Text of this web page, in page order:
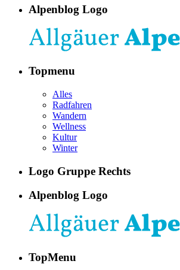
Alpenblog Logo
Topmenu
Alles
Radfahren
Wandern
Wellness
Kultur
Winter
Logo Gruppe Rechts
Alpenblog Logo
TopMenu